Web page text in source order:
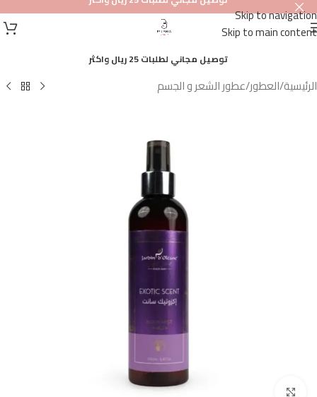
Skip to navigation
Skip to main content
توصيل مجاني لطلبات 25 ريال واكثر
الرئيسية/العطور/عطور الشعر و الجسم